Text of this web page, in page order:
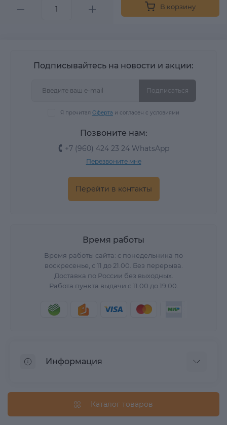
В корзину
Подписывайтесь на новости и акции:
Подписаться
Я прочитал Оферта и согласен с условиями
Позвоните нам:
+7 (960) 424 23 24 WhatsApp
Перезвоните мне
Перейти в контакты
Время работы
Время работы сайта: с понедельника по
воскресенье, с 11 до 21.00. Без перерыва.
Доставка по России без выходных.
Работа пункта выдачи с 11.00 до 19.00.
Информация
Информация о доставке
Каталог товаров